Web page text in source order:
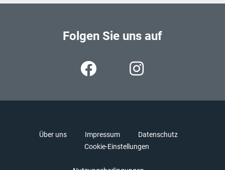
Folgen Sie uns auf
Über uns Impressum
Datenschutz
Cookie-Einstellungen